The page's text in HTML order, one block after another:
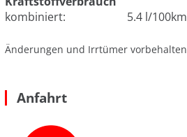
kombiniert:
5.4 l/100km
Änderungen und Irrtümer vorbehalten
Anfahrt